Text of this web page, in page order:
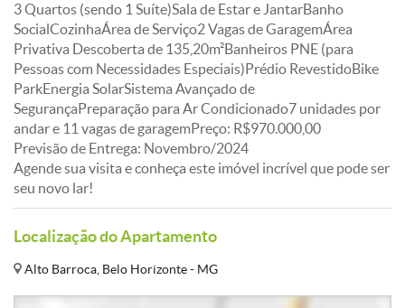
3 Quartos (sendo 1 Suíte)Sala de Estar e JantarBanho
SocialCozinhaÁrea de Serviço2 Vagas de GaragemÁrea
Privativa Descoberta de 135,20m²Banheiros PNE (para
Pessoas com Necessidades Especiais)Prédio RevestidoBike
ParkEnergia SolarSistema Avançado de
SegurançaPreparação para Ar Condicionado7 unidades por
andar e 11 vagas de garagemPreço: R$970.000,00
Previsão de Entrega: Novembro/2024
Agende sua visita e conheça este imóvel incrível que pode ser
seu novo lar!
Localização do Apartamento
Alto Barroca, Belo Horizonte - MG